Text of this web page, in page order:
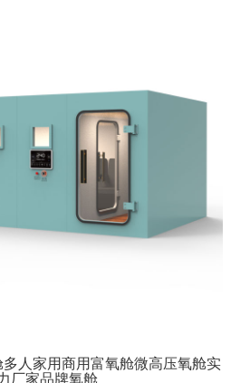
人家用商用富氧舱微高压氧舱实
厂家品牌氧舱